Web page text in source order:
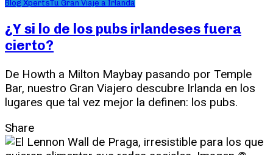
Blog XpertsTu Gran Viaje a Irlanda
¿Y si lo de los pubs irlandeses fuera
cierto?
De Howth a Milton Maybay pasando por Temple
Bar, nuestro Gran Viajero descubre Irlanda en los
lugares que tal vez mejor la definen: los pubs.
Share